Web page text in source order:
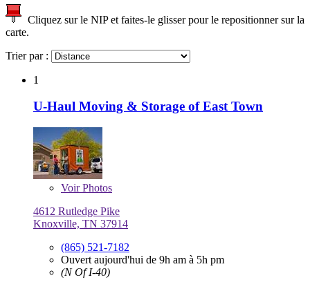
Cliquez sur le NIP et faites-le glisser pour le repositionner sur la
carte.
Trier par :
1
U-Haul Moving & Storage of East Town
VoirPhotos
4612 Rutledge Pike
Knoxville, TN 37914
(865) 521-7182
Ouvert aujourd'hui de 9h am à 5h pm
(N Of I-40)